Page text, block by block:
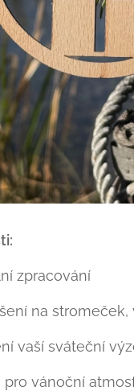
zpracování
na
vaší sváteční
pro vánoční